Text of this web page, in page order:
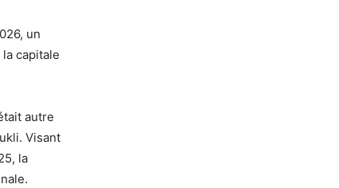
un
capitale
autre
Visant
la